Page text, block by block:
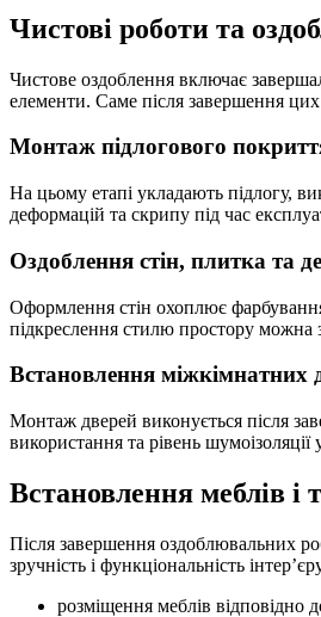
Чистові роботи та
Чистове оздоблення включає
елементи. Саме після завершення цих
Монтаж підлогового
На цьому етапі укладають підлогу,
деформацій та скрипу під час
Оздоблення стін, плитка та
Оформлення стін охоплює
підкреслення стилю простору можна
Встановлення міжкімнатних
Монтаж дверей виконується після
використання та рівень шумоізоляції
Встановлення меблів і
Після завершення оздоблювальних
зручність і функціональність
розміщення меблів відповідно